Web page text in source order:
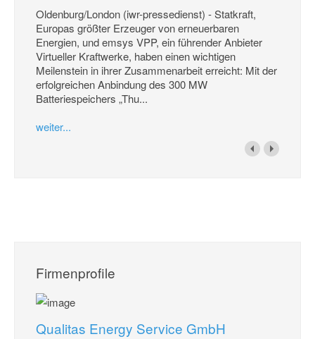
Oldenburg/London (iwr-pressedienst) - Statkraft,
Europas größter Erzeuger von erneuerbaren
Energien, und emsys VPP, ein führender Anbieter
Virtueller Kraftwerke, haben einen wichtigen
Meilenstein in ihrer Zusammenarbeit erreicht: Mit der
erfolgreichen Anbindung des 300 MW
Batteriespeichers „Thu...
weiter...
Firmenprofile
Qualitas Energy Service GmbH